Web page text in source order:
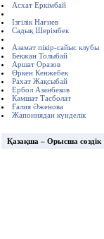
Асхат Еркімбай
Ізгілік Нағиев
Садық Шерімбек
Азамат пікір-сайыс клубы
Бекжан Толыбай
Аршат Оразов
Өркен Кенжебек
Рахат Жақсыбай
Ербол Азанбеков
Кәмшат Тасболат
Ғалия Әженова
Жапониядан күнделік
Қазақша – Орысша сөздік